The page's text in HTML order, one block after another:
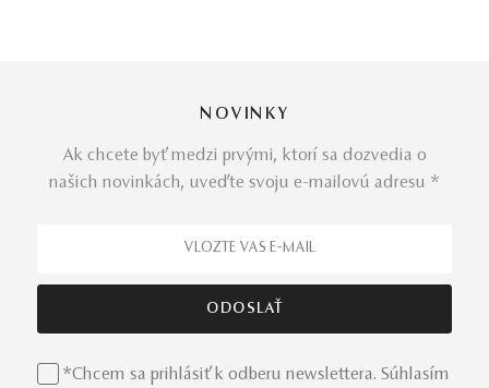
NOVINKY
Ak chcete byť medzi prvými, ktorí sa dozvedia o
našich novinkách, uveďte svoju e-mailovú adresu *
*Chcem sa prihlásiť k odberu newslettera. Súhlasím